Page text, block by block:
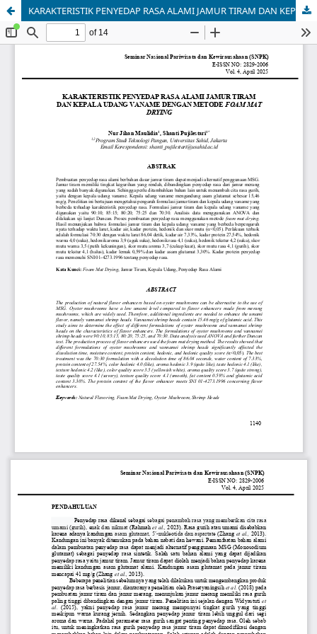
KARAKTERISTIK PENYEDAP RASA ALAMI JAMUR TIRAM DAN KEPALA UDANG VANAME DENGAN METODE FOAM MAT DRYING